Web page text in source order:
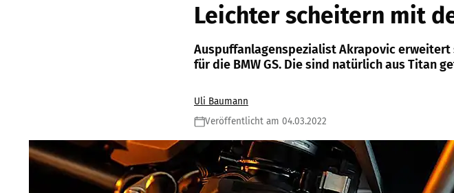
Leichter scheitern mit
Auspuffanlagenspezialist Akrapovic
für die BMW GS. Die sind natürlich aus Titan
Uli Baumann
Veröffentlicht am 04.03.2022